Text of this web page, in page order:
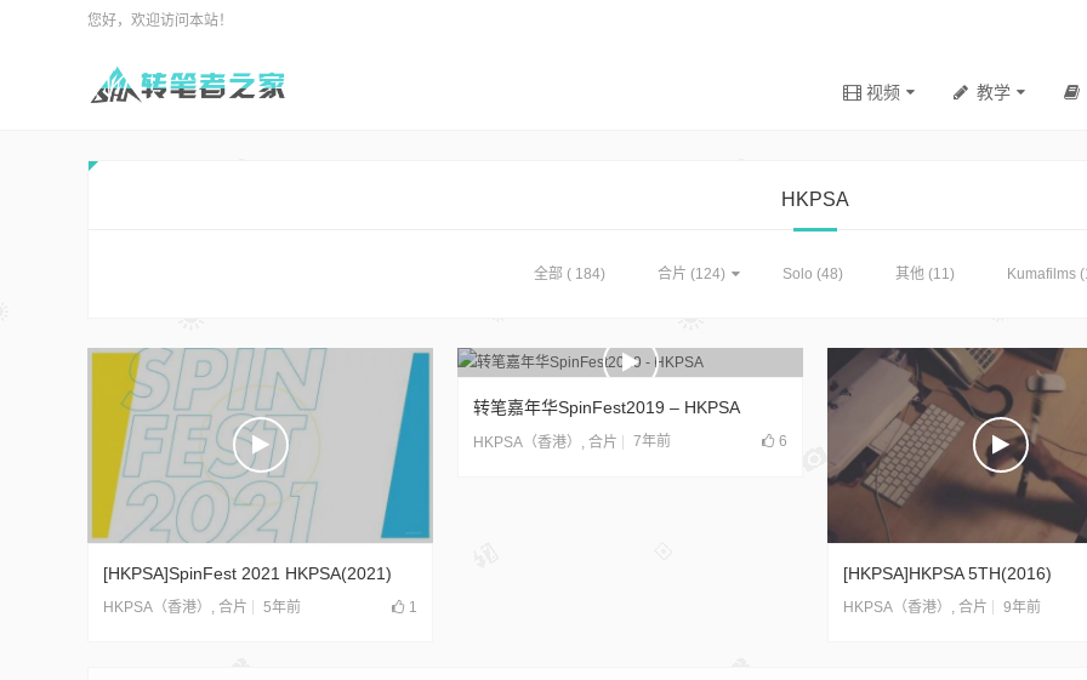
您好，欢迎访问本站！
视频 教学
HKPSA
全部 ( 184) 合片 (124) Solo (48) 其他(11) Kumafilms
[HKPSA]SpinFest 2021 HKPSA(2021)
HKPSA（香港） , 合片 5年前 1
转笔嘉年华SpinFest2019 – HKPSA
HKPSA（香港） , 合片 7年前 6
[HKPSA]HKPSA 5TH(2016)
HKPSA（香港） , 合片 9年前